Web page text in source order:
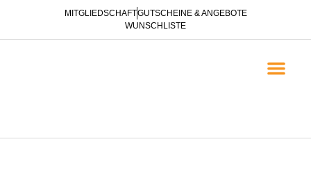
MITGLIEDSCHAFTGUTSCHEINE & ANGEBOTE
WUNSCHLISTE